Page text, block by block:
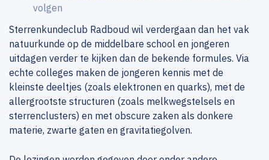
volgen
Sterrenkundeclub Radboud wil verdergaan dan het vak
natuurkunde op de middelbare school en jongeren
uitdagen verder te kijken dan de bekende formules. Via
echte colleges maken de jongeren kennis met de
kleinste deeltjes (zoals elektronen en quarks), met de
allergrootste structuren (zoals melkwegstelsels en
sterrenclusters) en met obscure zaken als donkere
materie, zwarte gaten en gravitatiegolven.